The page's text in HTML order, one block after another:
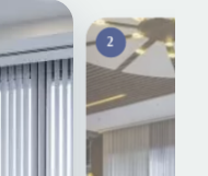
2